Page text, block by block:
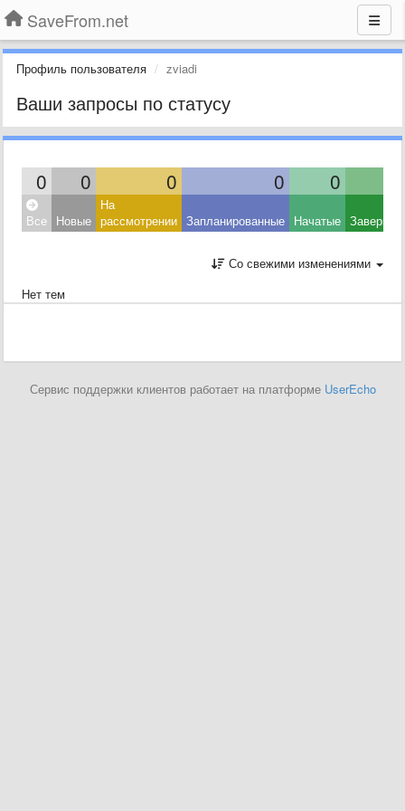
SaveFrom.net
Профиль пользователя zviadi
Ваши запросы по статусу
0 0 0 0 0
Все Новые
На
рассмотрении Запланированные Начатые
Со свежими изменениями
Нет тем
Сервис поддержки клиентов работает на платформе UserEcho